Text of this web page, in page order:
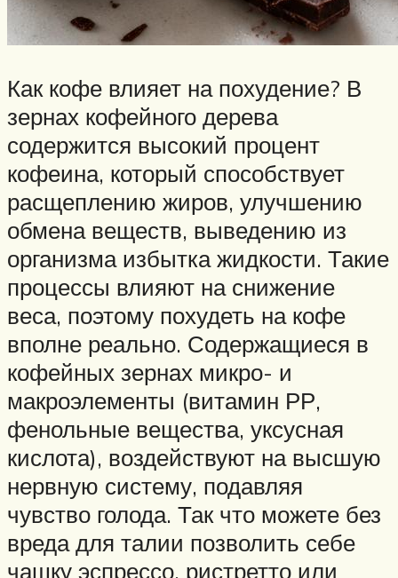
Как кофе влияет на похудение? В
зернах кофейного дерева
содержится высокий процент
кофеина, который способствует
расщеплению жиров, улучшению
обмена веществ, выведению из
организма избытка жидкости. Такие
процессы влияют на снижение
веса, поэтому похудеть на кофе
вполне реально. Содержащиеся в
кофейных зернах микро- и
макроэлементы (витамин РР,
фенольные вещества, уксусная
кислота), воздействуют на высшую
нервную систему, подавляя
чувство голода. Так что можете без
вреда для талии позволить себе
чашку эспрессо, ристретто или